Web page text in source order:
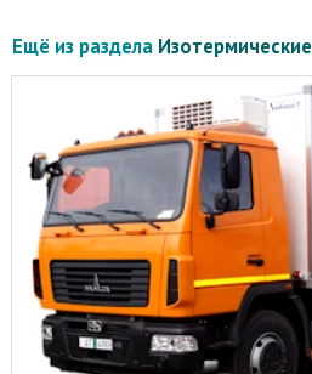
Ещё из раздела